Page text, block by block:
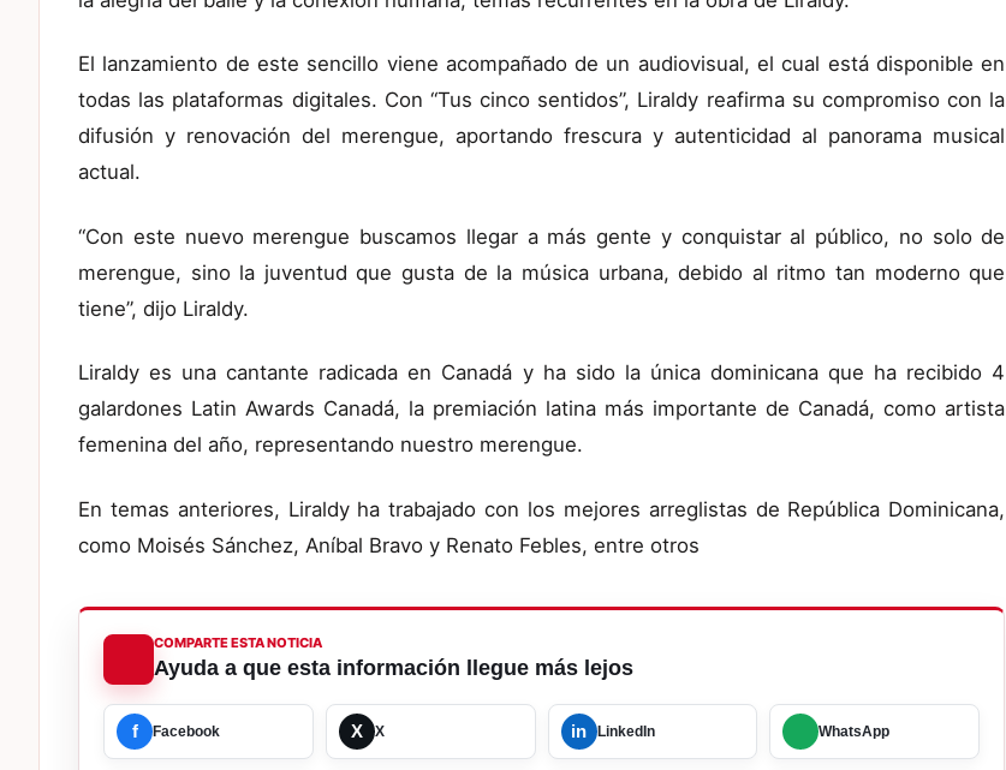
El lanzamiento de este sencillo viene acompañado de un audiovisual, el cual está disponible en
todas las plataformas digitales. Con “Tus cinco sentidos”, Liraldy reafirma su compromiso con la
difusión y renovación del merengue, aportando frescura y autenticidad al panorama musical
actual.
“Con este nuevo merengue buscamos llegar a más gente y conquistar al público, no solo de
merengue, sino la juventud que gusta de la música urbana, debido al ritmo tan moderno que
tiene”, dijo Liraldy.
Liraldy es una cantante radicada en Canadá y ha sido la única dominicana que ha recibido 4
galardones Latin Awards Canadá, la premiación latina más importante de Canadá, como artista
femenina del año, representando nuestro merengue.
En temas anteriores, Liraldy ha trabajado con los mejores arreglistas de República Dominicana,
como Moisés Sánchez, Aníbal Bravo y Renato Febles, entre otros
COMPARTE ESTA NOTICIA
Ayuda a que esta información llegue más lejos
f Facebook X X in LinkedIn WhatsApp